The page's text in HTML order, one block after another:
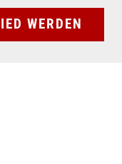
WERDEN